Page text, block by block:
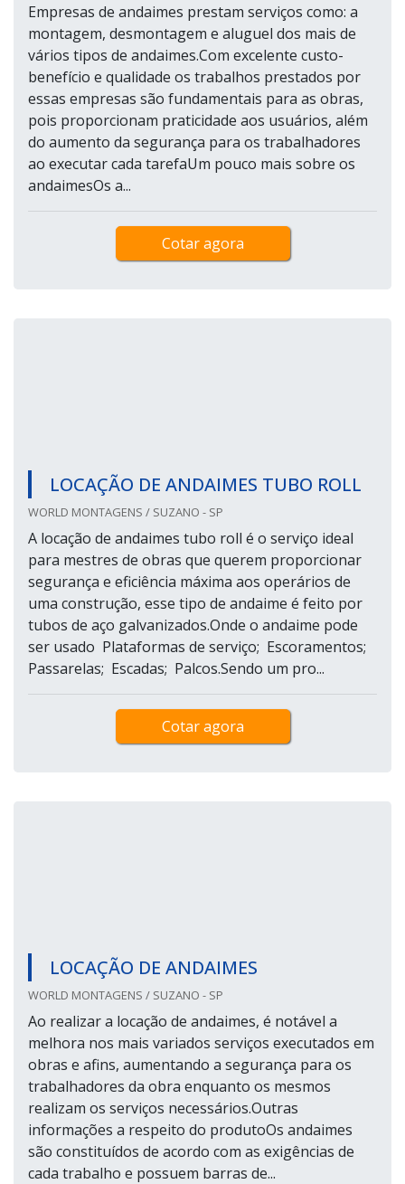
Empresas de andaimes prestam serviços como: a
montagem, desmontagem e aluguel dos mais de
vários tipos de andaimes.Com excelente custo-
benefício e qualidade os trabalhos prestados por
essas empresas são fundamentais para as obras,
pois proporcionam praticidade aos usuários, além
do aumento da segurança para os trabalhadores
ao executar cada tarefaUm pouco mais sobre os
andaimesOs a...
Cotar agora
LOCAÇÃO DE ANDAIMES TUBO ROLL
WORLD MONTAGENS / SUZANO - SP
A locação de andaimes tubo roll é o serviço ideal
para mestres de obras que querem proporcionar
segurança e eficiência máxima aos operários de
uma construção, esse tipo de andaime é feito por
tubos de aço galvanizados.Onde o andaime pode
ser usado Plataformas de serviço; Escoramentos;
Passarelas; Escadas; Palcos.Sendo um pro...
Cotar agora
LOCAÇÃO DE ANDAIMES
WORLD MONTAGENS / SUZANO - SP
Ao realizar a locação de andaimes, é notável a
melhora nos mais variados serviços executados em
obras e afins, aumentando a segurança para os
trabalhadores da obra enquanto os mesmos
realizam os serviços necessários.Outras
informações a respeito do produtoOs andaimes
são constituídos de acordo com as exigências de
cada trabalho e possuem barras de...